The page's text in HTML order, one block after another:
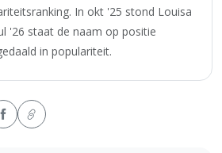
In okt '25 stond Louisa
'26 staat de naam op positie
in populariteit.